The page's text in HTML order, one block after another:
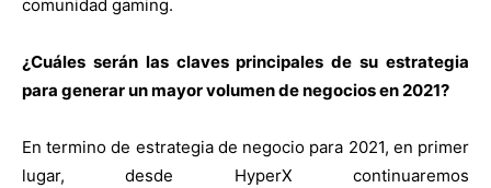
comunidad gaming.
¿Cuáles serán las claves principales de su estrategia
para generar un mayor volumen de negocios en 2021?
En termino de estrategia de negocio para 2021, en primer
lugar, desde HyperX continuaremos